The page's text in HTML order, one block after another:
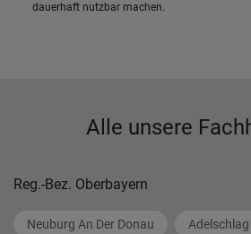
dauerhaft nutzbar machen.
Alle unsere
Reg.-Bez. Oberbayern
Neuburg An Der Donau Adelschlag